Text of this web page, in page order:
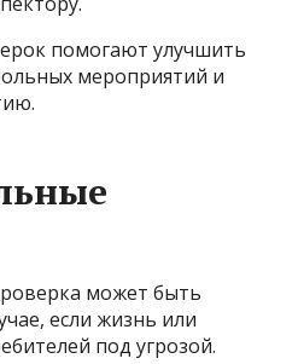
помогают улучшить
мероприятий и
может быть
если жизнь или
под угрозой.